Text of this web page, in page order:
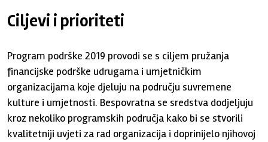
Ciljevi i prioriteti
Program podrške 2019 provodi se s ciljem pružanja
financijske podrške udrugama i umjetničkim
organizacijama koje djeluju na području suvremene
kulture i umjetnosti. Bespovratna se sredstva dodjeljuju
kroz nekoliko programskih područja kako bi se stvorili
kvalitetniji uvjeti za rad organizacija i doprinijelo njihovoj